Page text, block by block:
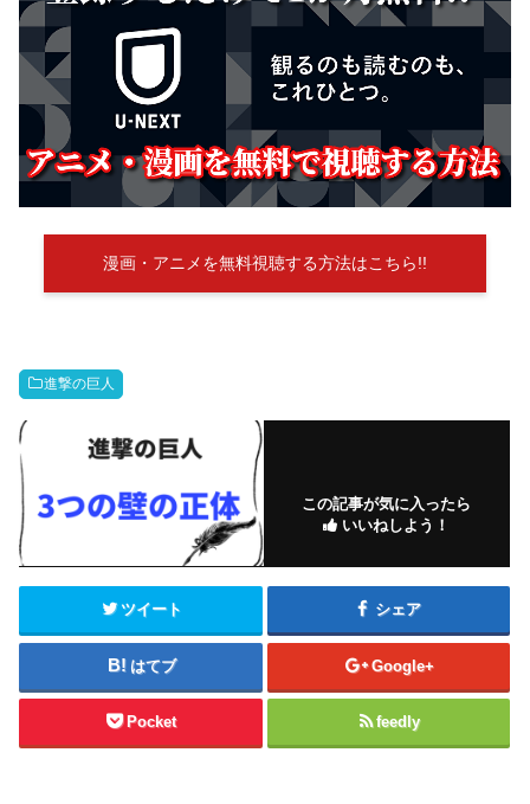
漫画・アニメを無料視聴する方法はこちら!!
進撃の巨人
この記事が気に入ったら
いいねしよう！
ツイート シェア
はてブ Google+
Pocket feedly